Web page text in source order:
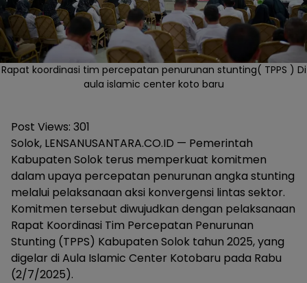
Rapat koordinasi tim percepatan penurunan stunting( TPPS ) Di
aula islamic center koto baru
Post Views: 301
Solok, LENSANUSANTARA.CO.ID — Pemerintah
Kabupaten Solok terus memperkuat komitmen
dalam upaya percepatan penurunan angka stunting
melalui pelaksanaan aksi konvergensi lintas sektor.
Komitmen tersebut diwujudkan dengan pelaksanaan
Rapat Koordinasi Tim Percepatan Penurunan
Stunting (TPPS) Kabupaten Solok tahun 2025, yang
digelar di Aula Islamic Center Kotobaru pada Rabu
(2/7/2025).